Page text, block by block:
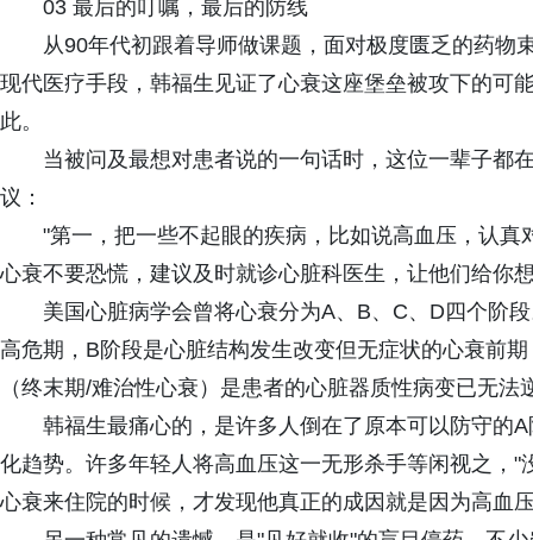
03 最后的叮嘱，最后的防线
从90年代初跟着导师做课题，面对极度匮乏的药物
现代医疗手段，韩福生见证了心衰这座堡垒被攻下的可
此。
当被问及最想对患者说的一句话时，这位一辈子都
议：
"第一，把一些不起眼的疾病，比如说高血压，认
心衰不要恐慌，建议及时就诊心脏科医生，让他们给你
美国心脏病学会曾将心衰分为A、B、C、D四个阶
高危期，B阶段是心脏结构发生改变但无症状的心衰前
（终末期/难治性心衰）是患者的心脏器质性病变已无
韩福生最痛心的，是许多人倒在了原本可以防守的
化趋势。许多年轻人将高血压这一无形杀手等闲视之，
心衰来住院的时候，才发现他真正的成因就是因为高血